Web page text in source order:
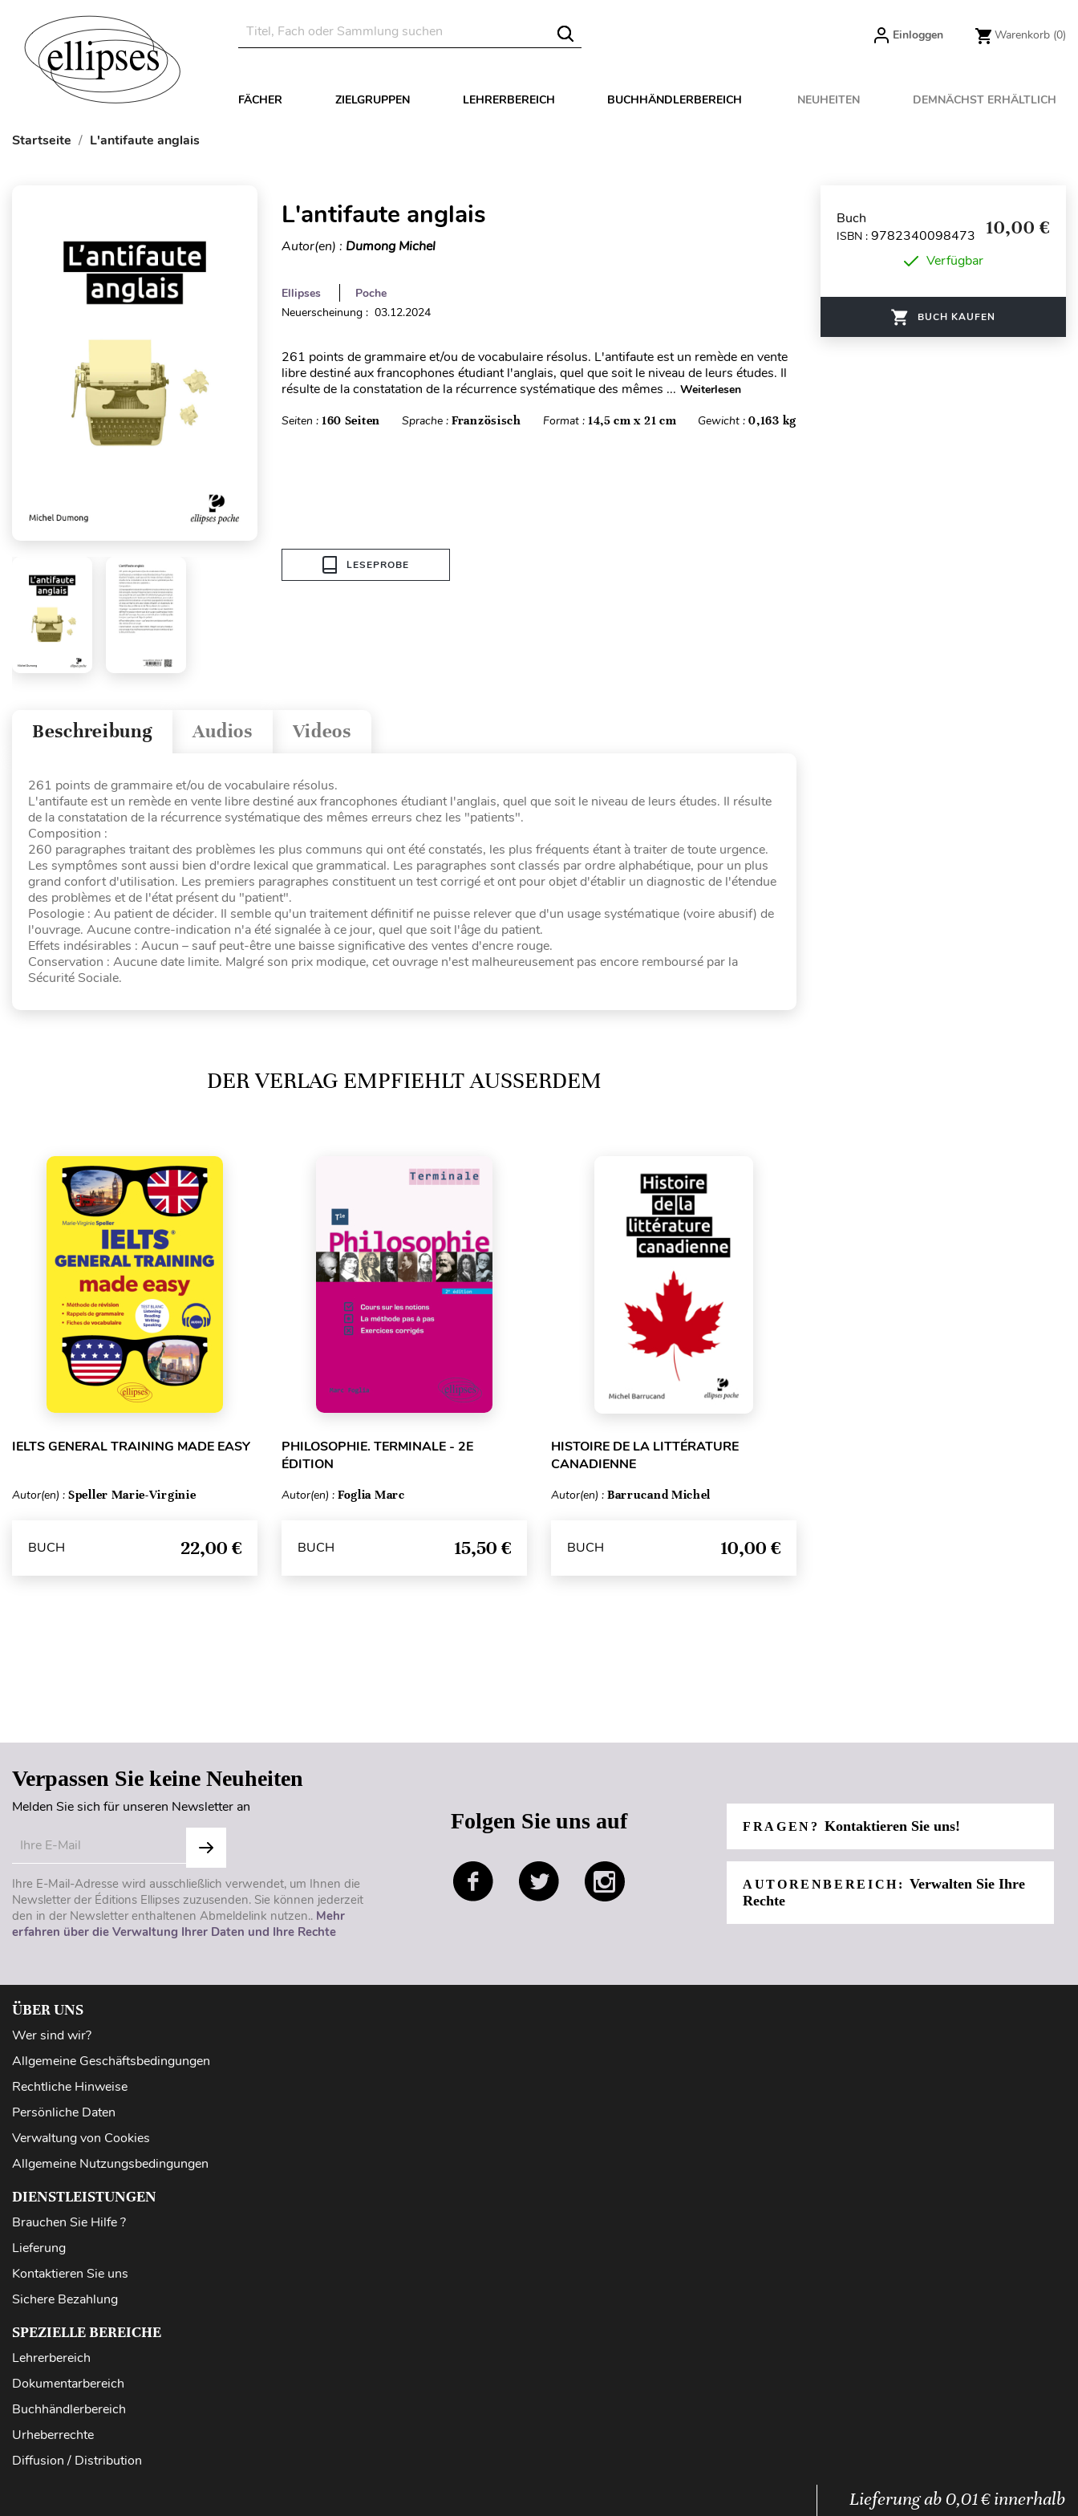
Einloggen Warenkorb (0)
FÄCHER ZIELGRUPPEN LEHRERBEREICH BUCHHÄNDLERBEREICH NEUHEITEN DEMNÄCHST ERHÄLTLICH
Startseite L'antifaute anglais
L'antifaute anglais
Autor(en) : Dumong Michel
Ellipses
Poche
Neuerscheinung : 03.12.2024
261 points de grammaire et/ou de vocabulaire résolus. L'antifaute est un remède en vente
libre destiné aux francophones étudiant l'anglais, quel que soit le niveau de leurs études. Il
résulte de la constatation de la récurrence systématique des mêmes ... Weiterlesen
Seiten : 160 Seiten Sprache :Französisch Format : 14,5 cm x 21 cm Gewicht :0,163 kg
LESEPROBE
Videos
Audios
Beschreibung
261 points de grammaire et/ou de vocabulaire résolus.
L'antifaute est un remède en vente libre destiné aux francophones étudiant l'anglais, quel que soit le niveau de leurs études. Il résulte
de la constatation de la récurrence systématique des mêmes erreurs chez les "patients".
Composition :
260 paragraphes traitant des problèmes les plus communs qui ont été constatés, les plus fréquents étant à traiter de toute urgence.
Les symptômes sont aussi bien d'ordre lexical que grammatical. Les paragraphes sont classés par ordre alphabétique, pour un plus
grand confort d'utilisation. Les premiers paragraphes constituent un test corrigé et ont pour objet d'établir un diagnostic de l'étendue
des problèmes et de l'état présent du "patient".
Posologie : Au patient de décider. Il semble qu'un traitement définitif ne puisse relever que d'un usage systématique (voire abusif) de
l'ouvrage. Aucune contre-indication n'a été signalée à ce jour, quel que soit l'âge du patient.
Effets indésirables : Aucun – sauf peut-être une baisse significative des ventes d'encre rouge.
Conservation : Aucune date limite. Malgré son prix modique, cet ouvrage n'est malheureusement pas encore remboursé par la
Sécurité Sociale.
DER VERLAG EMPFIEHLT AUSSERDEM
IELTS GENERAL TRAINING MADE EASY
Autor(en) : Speller Marie-Virginie
BUCH 22,00 €
PHILOSOPHIE. TERMINALE - 2E
ÉDITION
Autor(en) : Foglia Marc
BUCH 15,50 €
HISTOIRE DE LA LITTÉRATURE
CANADIENNE
Autor(en) : Barrucand Michel
BUCH 10,00 €
Buch
ISBN : 9782340098473 10,00 €
Verfügbar
BUCH KAUFEN
Verpassen Sie keine Neuheiten
Melden Sie sich für unseren Newsletter an
Ihre E-Mail-Adresse wird ausschließlich verwendet, um Ihnen die
Newsletter der Éditions Ellipses zuzusenden. Sie können jederzeit
den in der Newsletter enthaltenen Abmeldelink nutzen.. Mehr
erfahren über die Verwaltung Ihrer Daten und Ihre Rechte
Folgen Sie uns auf FRAGEN?Kontaktieren Sie uns!
AUTORENBEREICH:Verwalten Sie Ihre
Rechte
ÜBER UNS
Wer sind wir?
Allgemeine Geschäftsbedingungen
Rechtliche Hinweise
Persönliche Daten
Verwaltung von Cookies
Allgemeine Nutzungsbedingungen
DIENSTLEISTUNGEN
Brauchen Sie Hilfe ?
Lieferung
Kontaktieren Sie uns
Sichere Bezahlung
SPEZIELLE BEREICHE
Lehrerbereich
Dokumentarbereich
Buchhändlerbereich
Urheberrechte
Diffusion / Distribution
Lieferung ab 0,01 € innerhalb